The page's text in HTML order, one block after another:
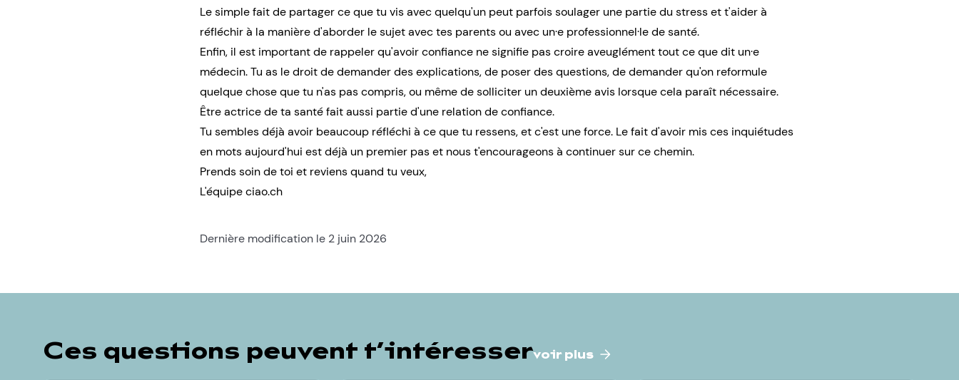
Le simple fait de partager ce que tu vis avec quelqu'un peut parfois soulager une partie du stress et t'aider à
réfléchir à la manière d'aborder le sujet avec tes parents ou avec un·e professionnel·le de santé.
Enfin, il est important de rappeler qu'avoir confiance ne signifie pas croire aveuglément tout ce que dit un·e
médecin. Tu as le droit de demander des explications, de poser des questions, de demander qu'on reformule
quelque chose que tu n'as pas compris, ou même de solliciter un deuxième avis lorsque cela paraît nécessaire.
Être actrice de ta santé fait aussi partie d'une relation de confiance.
Tu sembles déjà avoir beaucoup réfléchi à ce que tu ressens, et c'est une force. Le fait d'avoir mis ces inquiétudes
en mots aujourd'hui est déjà un premier pas et nous t'encourageons à continuer sur ce chemin.
Prends soin de toi et reviens quand tu veux,
L'équipe ciao.ch
Dernière modification le 2 juin 2026
Ces questions peuvent t’intéresservoir plus